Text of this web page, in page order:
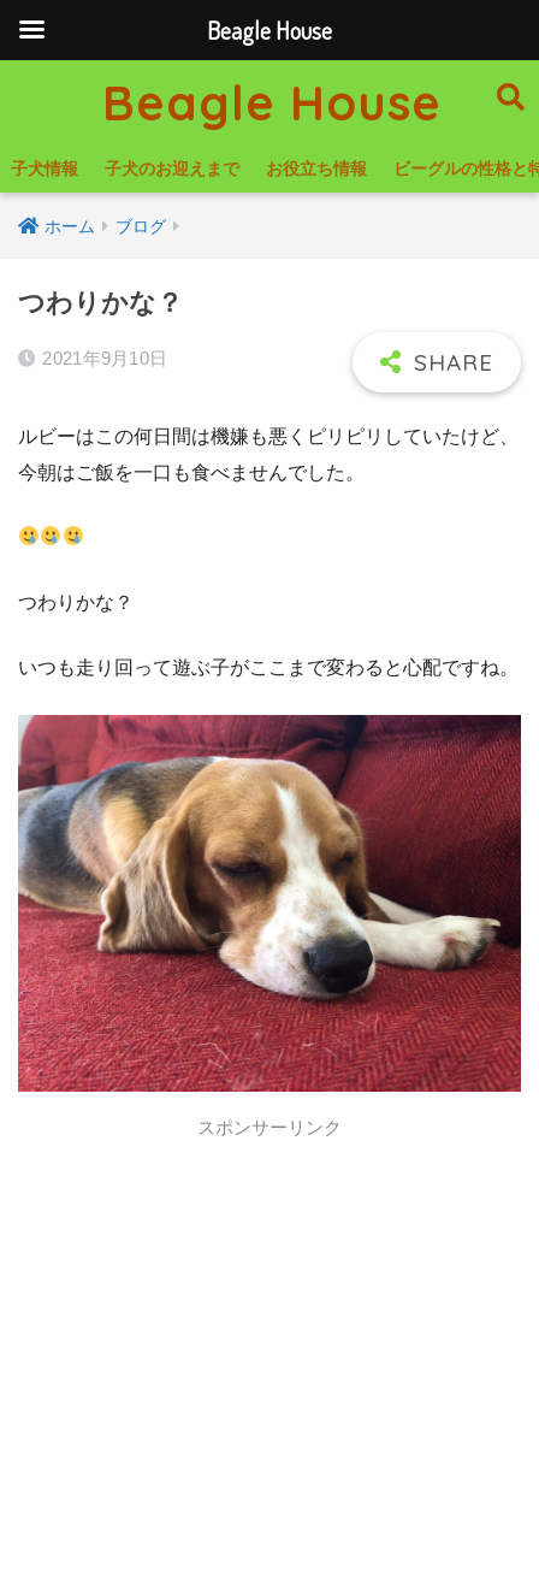
Beagle House
子犬情報 子犬のお迎えまで お役立ち情報 ビーグルの性格と
ホーム ブログ
つわりかな？
2021年9月10日
ルビーはこの何日間は機嫌も悪くピリピリしていたけど、
今朝はご飯を一口も食べませんでした。
つわりかな？
いつも走り回って遊ぶ子がここまで変わると心配ですね。
スポンサーリンク
Beagle House